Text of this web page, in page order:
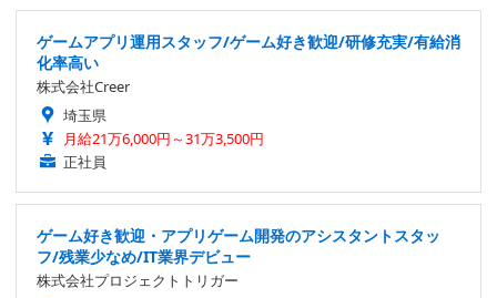
ゲームアプリ運用スタッフ/ゲーム好き歓迎/研修充実/有給消
化率高い
株式会社Creer
埼玉県
月給21万6,000円～31万3,500円
正社員
ゲーム好き歓迎・アプリゲーム開発のアシスタントスタッ
フ/残業少なめ/IT業界デビュー
株式会社プロジェクトトリガー